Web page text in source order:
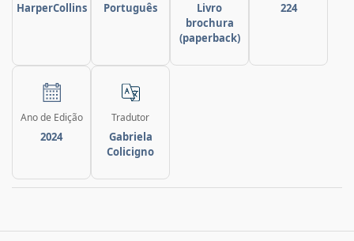
HarperCollins Português
Livro
brochura
(paperback)
224
Ano de Edição
2024
Tradutor
Gabriela
Colicigno